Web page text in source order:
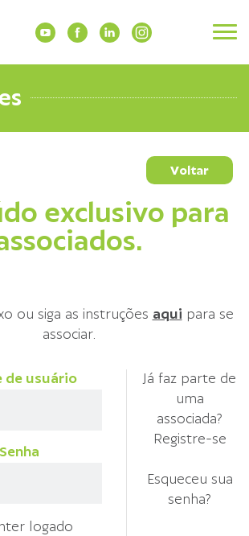
Voltar
exclusivo para
ou siga as instruções aqui para se
associar.
de usuário
Senha
logado
Já faz parte de
uma
associada?
Registre-se
Esqueceu sua
senha?